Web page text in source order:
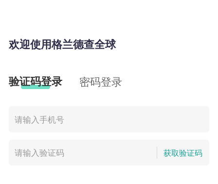
欢迎使用格兰德查全球
验证码登录 密码登录
获取验证码